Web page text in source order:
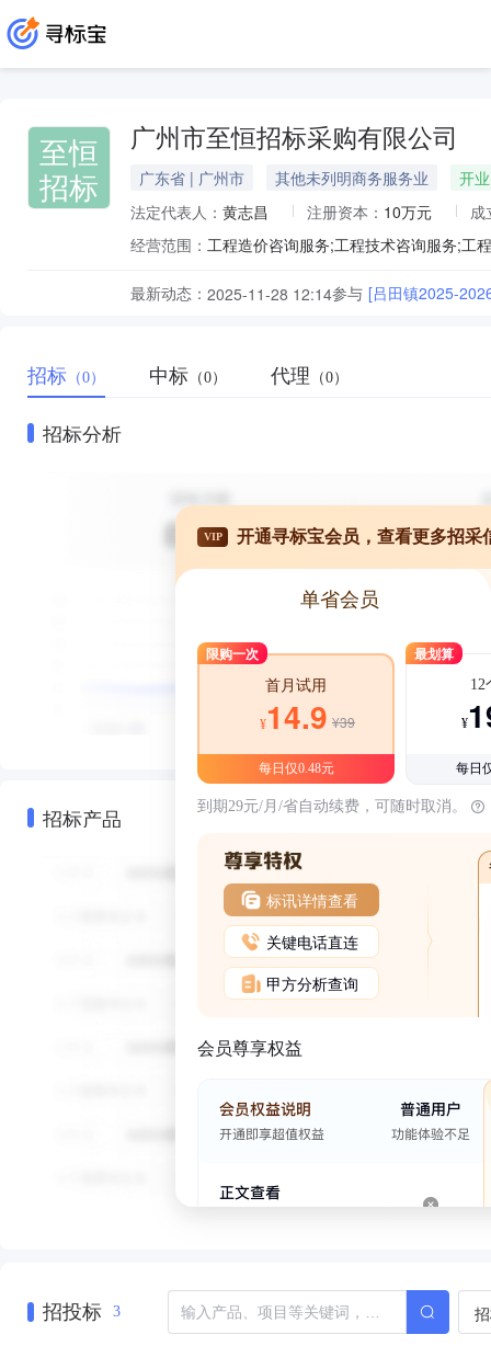
至恒
招标
广州市至恒招标采购有限公司
广东省 | 广州市 其他未列明商务服务业
开业
法定代表人： 黄志昌 注册资本： 10万元
成
经营范围：
最新动态： 2025-11-28 12:14参与 [吕田镇2025-
招标 （0） 中标 （0） 代理 （0）
招标分析
招标产品
VIP 开通寻标宝会员，查看更多招采
单省会员
限购一次
首月试用
¥14.9 ¥39
每日仅0.48元
最划算
12
¥
每日
到期29元/月/省自动续费，可随时取消。
标讯详情查看
关键电话直连
甲方分析查询
会员尊享权益
招投标 3